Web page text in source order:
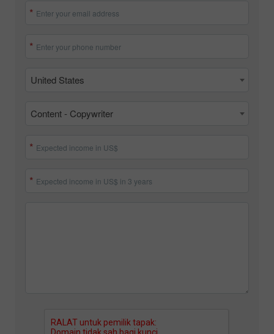
Enter your email address
Enter your phone number
United States
Content - Copywriter
Expected income in US$
Expected income in US$ in 3 years